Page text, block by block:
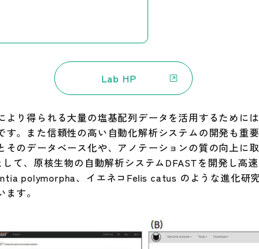
Lab HP
り得られる大量の塩基配列データを活用するために
。また信頼性の高い自動化解析システムの開発も重要
のデータベース化や、アノテーションの質の向上に
て、原核生物の自動解析システムDFASTを開発し高
polymorpha、イエネコFelis catus のような進化研
す。